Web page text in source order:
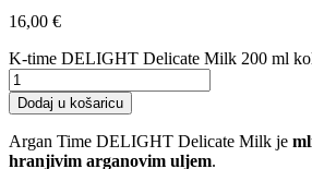
16,00 €
K-time DELIGHT Delicate Milk 200 ml
Dodaj u košaricu
Argan Time DELIGHT Delicate Milk je
hranjivim arganovim uljem.